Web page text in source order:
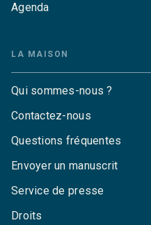
Agenda
LA MAISON
Qui sommes-nous ?
Contactez-nous
Questions fréquentes
Envoyer un manuscrit
Service de presse
Droits